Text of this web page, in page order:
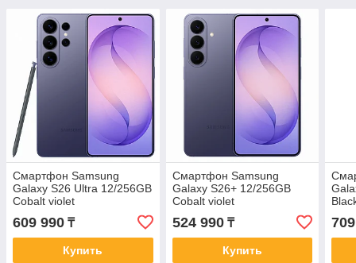
Смартфон Samsung
Galaxy S26 Ultra 12/256GB
Cobalt violet
609 990 ₸
Купить
Смартфон Samsung
Galaxy S26+ 12/256GB
Cobalt violet
524 990₸
Купить